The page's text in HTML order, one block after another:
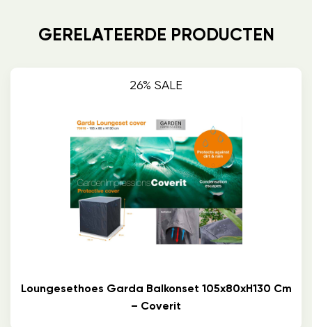
GERELATEERDE PRODUCTEN
26% SALE
Loungesethoes Garda Balkonset 105x80xH130 Cm
– Coverit